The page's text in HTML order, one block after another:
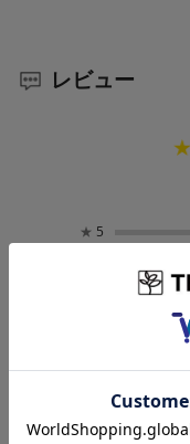
レビュー
★ 5
絞り込み